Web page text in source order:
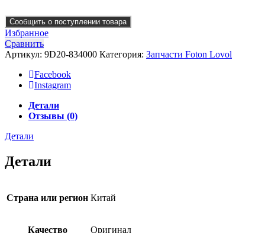
Сообщить о поступлении товара
Избранное
Сравнить
Артикул: 9D20-834000 Категория: Запчасти Foton Lovol
Facebook
Instagram
Детали
Отзывы (0)
Детали
Детали
Страна или регион Китай
Качество Оригинал